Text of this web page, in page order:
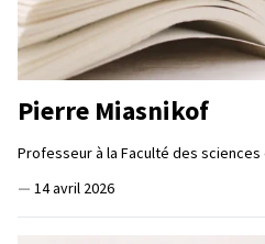
Pierre Miasnikof
Professeur à la Faculté des
— 14 avril 2026